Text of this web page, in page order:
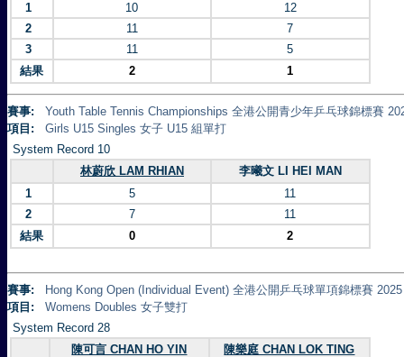
1
10
12
2
11
7
3
11
5
結果
2 1
賽事:
Youth Table Tennis Championships 全港公開青少年乒乓球錦標賽
項目:
Girls U15 Singles 女子 U15 組單打
System Record 10
林蔚欣 LAM RHIAN
李曦文 LI HEI MAN
1
5
11
2
7
11
結果
0 2
賽事:
Hong Kong Open (Individual Event) 全港公開乒乓球單項錦標賽 2025
項目:
Womens Doubles 女子雙打
System Record 28
陳可言 CHAN HO YIN
陳樂庭 CHAN LOK TING